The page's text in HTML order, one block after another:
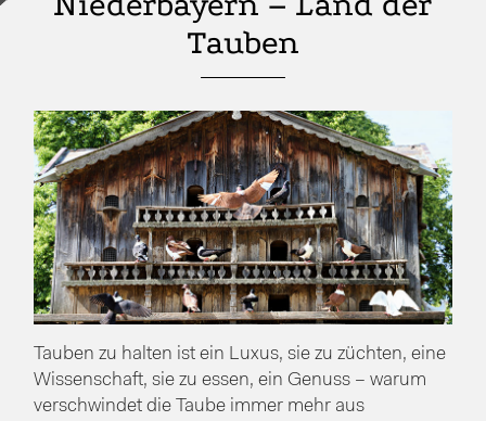
Tauben
Tauben zu halten ist ein Luxus, sie zu züchten, eine
Wissenschaft, sie zu essen, ein Genuss – warum
verschwindet die Taube immer mehr aus